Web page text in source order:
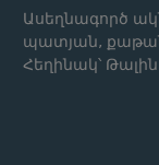
Ասեղնագործ
պատյան,
Հեղինակ՝